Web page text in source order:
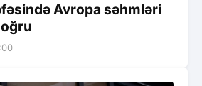
Avropa səhmləri